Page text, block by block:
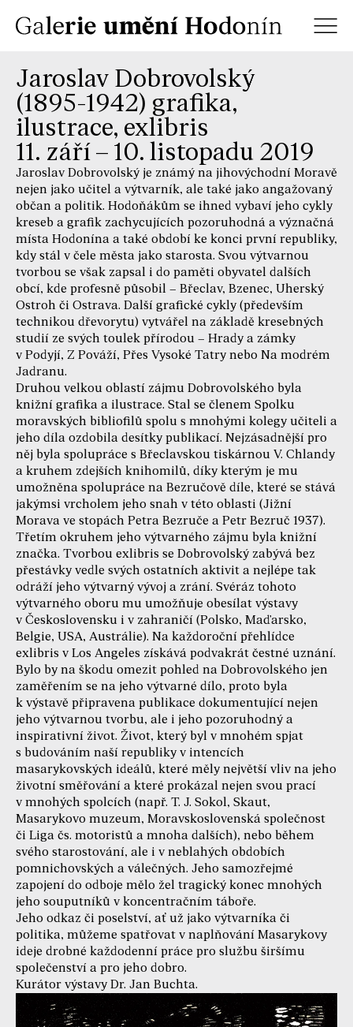
Jaroslav Dobrovolský
(1895-1942) grafika,
ilustrace, exlibris
11. září – 10. listopadu 2019
Jaroslav Dobrovolský je známý na jihovýchodní Moravě
nejen jako učitel a výtvarník, ale také jako angažovaný
občan a politik. Hodoňákům se ihned vybaví jeho cykly
kreseb a grafik zachycujících pozoruhodná a význačná
místa Hodonína a také období ke konci první republiky,
kdy stál v čele města jako starosta. Svou výtvarnou
tvorbou se však zapsal i do paměti obyvatel dalších
obcí, kde profesně působil – Břeclav, Bzenec, Uherský
Ostroh či Ostrava. Další grafické cykly (především
technikou dřevorytu) vytvářel na základě kresebných
studií ze svých toulek přírodou – Hrady a zámky
v Podyjí, Z Pováží, Přes Vysoké Tatry nebo Na modrém
Jadranu.
Druhou velkou oblastí zájmu Dobrovolského byla
knižní grafika a ilustrace. Stal se členem Spolku
moravských bibliofilů spolu s mnohými kolegy učiteli a
jeho díla ozdobila desítky publikací. Nejzásadnější pro
něj byla spolupráce s Břeclavskou tiskárnou V. Chlandy
a kruhem zdejších knihomilů, díky kterým je mu
umožněna spolupráce na Bezručově díle, které se stává
jakýmsi vrcholem jeho snah v této oblasti (Jižní
Morava ve stopách Petra Bezruče a Petr Bezruč 1937).
Třetím okruhem jeho výtvarného zájmu byla knižní
značka. Tvorbou exlibris se Dobrovolský zabývá bez
přestávky vedle svých ostatních aktivit a nejlépe tak
odráží jeho výtvarný vývoj a zrání. Svéráz tohoto
výtvarného oboru mu umožňuje obesílat výstavy
v Československu i v zahraničí (Polsko, Maďarsko,
Belgie, USA, Austrálie). Na každoroční přehlídce
exlibris v Los Angeles získává podvakrát čestné uznání.
Bylo by na škodu omezit pohled na Dobrovolského jen
zaměřením se na jeho výtvarné dílo, proto byla
k výstavě připravena publikace dokumentující nejen
jeho výtvarnou tvorbu, ale i jeho pozoruhodný a
inspirativní život. Život, který byl v mnohém spjat
s budováním naší republiky v intencích
masarykovských ideálů, které měly největší vliv na jeho
životní směřování a které prokázal nejen svou prací
v mnohých spolcích (např. T. J. Sokol, Skaut,
Masarykovo muzeum, Moravskoslovenská společnost
či Liga čs. motoristů a mnoha dalších), nebo během
svého starostování, ale i v neblahých obdobích
pomnichovských a válečných. Jeho samozřejmé
zapojení do odboje mělo žel tragický konec mnohých
jeho souputníků v koncentračním táboře.
Jeho odkaz či poselství, ať už jako výtvarníka či
politika, můžeme spatřovat v naplňování Masarykovy
ideje drobné každodenní práce pro službu širšímu
společenství a pro jeho dobro.
Kurátor výstavy Dr. Jan Buchta.